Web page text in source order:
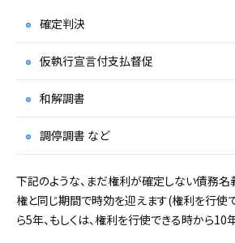
確定判決
仮執行宣言付支払督促
和解調書
調停調書 など
下記のような、まだ権利が確定しない債務名
権と同じ期間で時効を迎えます(権利を行使
ら5年、もしくは、権利を行使できる時から10